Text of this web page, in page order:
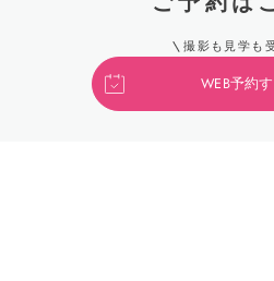
撮影も見学も
WEB予約